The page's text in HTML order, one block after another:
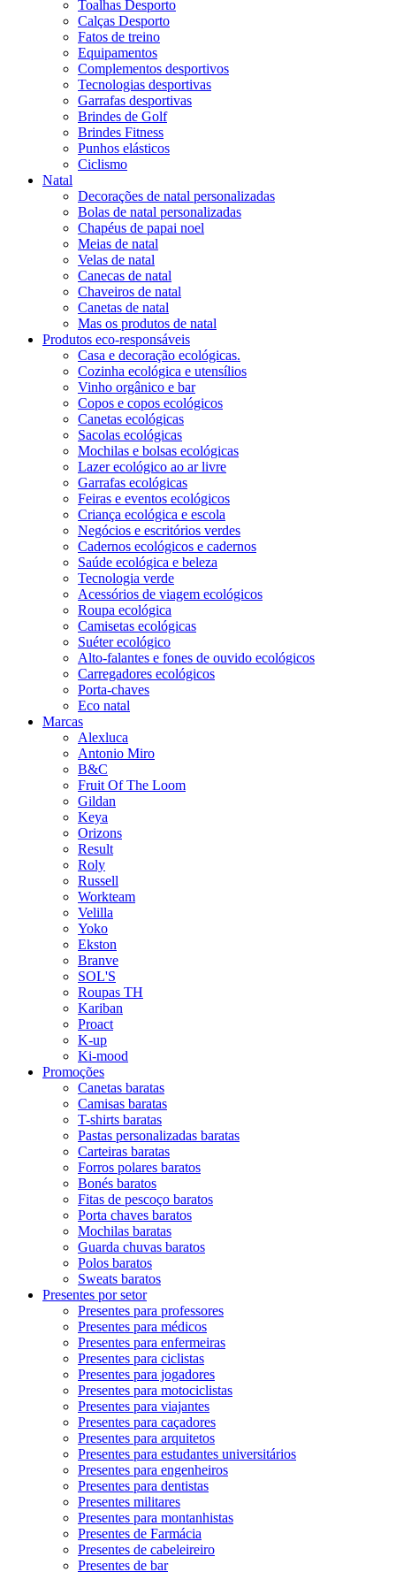
Toalhas Desporto
Calças Desporto
Fatos de treino
Equipamentos
Complementos desportivos
Tecnologias desportivas
Garrafas desportivas
Brindes de Golf
Brindes Fitness
Punhos elásticos
Ciclismo
Natal
Decorações de natal personalizadas
Bolas de natal personalizadas
Chapéus de papai noel
Meias de natal
Velas de natal
Canecas de natal
Chaveiros de natal
Canetas de natal
Mas os produtos de natal
Produtos eco-responsáveis
Casa e decoração ecológicas.
Cozinha ecológica e utensílios
Vinho orgânico e bar
Copos e copos ecológicos
Canetas ecológicas
Sacolas ecológicas
Mochilas e bolsas ecológicas
Lazer ecológico ao ar livre
Garrafas ecológicas
Feiras e eventos ecológicos
Criança ecológica e escola
Negócios e escritórios verdes
Cadernos ecológicos e cadernos
Saúde ecológica e beleza
Tecnologia verde
Acessórios de viagem ecológicos
Roupa ecológica
Camisetas ecológicas
Suéter ecológico
Alto-falantes e fones de ouvido ecológicos
Carregadores ecológicos
Porta-chaves
Eco natal
Marcas
Alexluca
Antonio Miro
B&C
Fruit Of The Loom
Gildan
Keya
Orizons
Result
Roly
Russell
Workteam
Velilla
Yoko
Ekston
Branve
SOL'S
Roupas TH
Kariban
Proact
K-up
Ki-mood
Promoções
Canetas baratas
Camisas baratas
T-shirts baratas
Pastas personalizadas baratas
Carteiras baratas
Forros polares baratos
Bonés baratos
Fitas de pescoço baratos
Porta chaves baratos
Mochilas baratas
Guarda chuvas baratos
Polos baratos
Sweats baratos
Presentes por setor
Presentes para professores
Presentes para médicos
Presentes para enfermeiras
Presentes para ciclistas
Presentes para jogadores
Presentes para motociclistas
Presentes para viajantes
Presentes para caçadores
Presentes para arquitetos
Presentes para estudantes universitários
Presentes para engenheiros
Presentes para dentistas
Presentes militares
Presentes para montanhistas
Presentes de Farmácia
Presentes de cabeleireiro
Presentes de bar